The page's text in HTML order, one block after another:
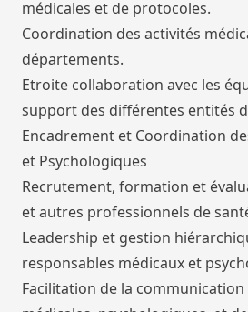
médicales et de protocoles.
Coordination des activités
départements.
Etroite collaboration avec les
support des différentes entités
Encadrement et Coordination
et Psychologiques
Recrutement, formation et
et autres professionnels de
Leadership et gestion
responsables médicaux et
Facilitation de la